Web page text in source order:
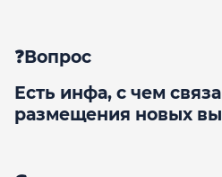
❓Вопрос
Есть инфа, с чем
размещения новых